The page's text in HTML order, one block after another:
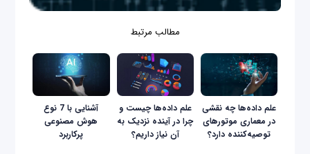
مطالب مرتبط
علم داده‌ها چه نقشی
در معماری موتورهای
توصیه‌کننده دارد؟
علم داده‌ها چیست و
چرا در آینده نزدیک به
آن نیاز داریم؟
آشنایی با 7 نوع
هوش مصنوعی
پرکاربرد